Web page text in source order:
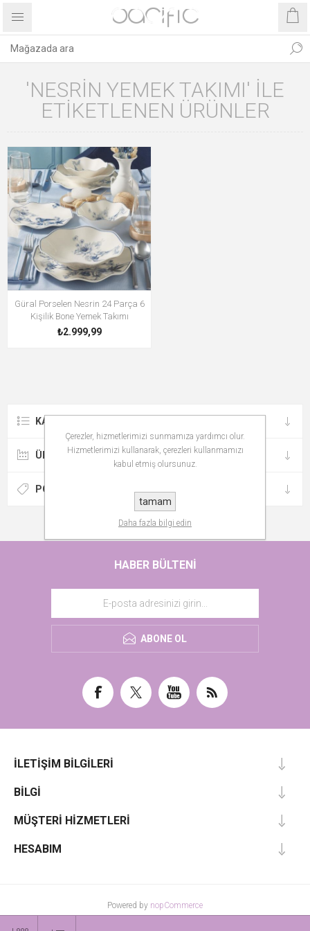
'NESRIN YEMEK TAKIMI' ILE
ETIKETLENEN ÜRÜNLER
Güral Porselen Nesrin 24 Parça 6
Kişilik Bone Yemek Takımı
₺2.999,99
KATEGORILER
ÜRETICILER
POPÜLER ETIKETLER
HABER BÜLTENI
ABONE OL
İLETIŞIM BILGILERI
BILGI
MÜŞTERI HIZMETLERI
HESABIM
Powered by nopCommerce
Çerezler, hizmetlerimizi sunmamıza yardımcı olur.
Hizmetlerimizi kullanarak, çerezleri kullanmamızı
kabul etmiş olursunuz.
tamam
Daha fazla bilgi edin